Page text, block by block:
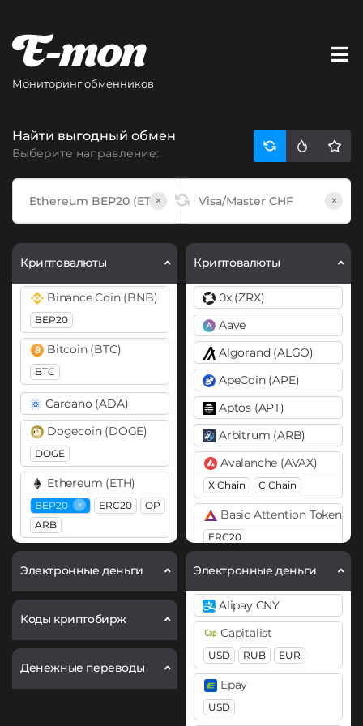
Мониторинг обменников
Найти выгодный обмен
Выберите направление:
× ×
Криптовалюты
Binance Coin (BNB)
BEP20
Bitcoin (BTC)
BTC
Cardano (ADA)
Dogecoin (DOGE)
DOGE
Ethereum (ETH)
BEP20 × ERC20
OP
ARB
Ripple (XRP)
Solana (SOL)
Tether (USDT)
ERC20 TRC20
SOL
Электронные деньги
Коды криптобирж
Денежные переводы
Криптовалюты
0x (ZRX)
Aave
Algorand (ALGO)
ApeCoin (APE)
Aptos (APT)
Arbitrum (ARB)
Avalanche (AVAX)
X Chain C Chain
Basic Attention Token
ERC20
Binance Coin (BNB)
BEP20 BEP2
Bitcoin (BTC)
BTC BEP20
OP
ARB AVAXC
Bitcoin Cash (BCH)
Bitcoin SV (BSV)
Электронные деньги
Alipay CNY
Capitalist
USD RUB EUR
Epay
USD